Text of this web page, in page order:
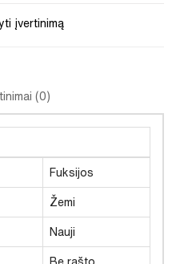
įvertinimą
(0)
Fuksijos
Žemi
Nauji
Be rašto